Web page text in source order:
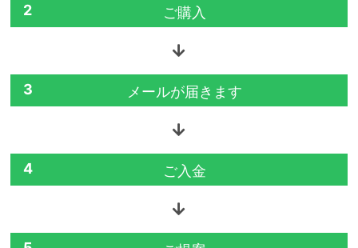
2 ご購入
3 メールが届きます
4 ご入金